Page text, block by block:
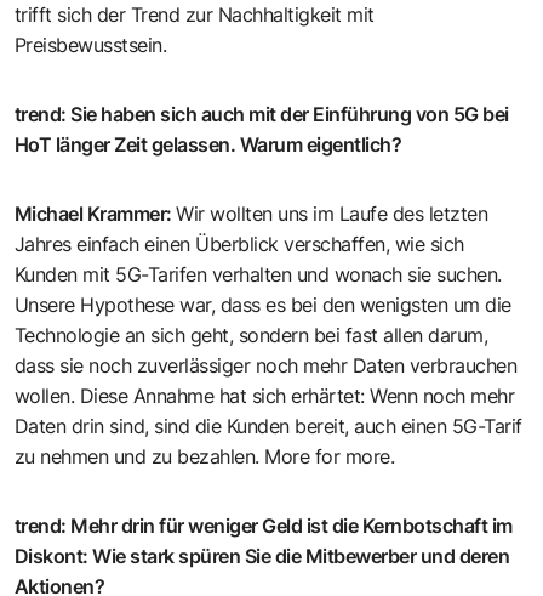
trifft sich der Trend zur Nachhaltigkeit mit
Preisbewusstsein.
trend:Sie haben sich auch mit der Einführung von 5G bei
HoT länger Zeit gelassen. Warum eigentlich?
Michael Krammer:Wir wollten uns im Laufe des letzten
Jahres einfach einen Überblick verschaffen, wie sich
Kunden mit 5G-Tarifen verhalten und wonach sie suchen.
Unsere Hypothese war, dass es bei den wenigsten um die
Technologie an sich geht, sondern bei fast allen darum,
dass sie noch zuverlässiger noch mehr Daten verbrauchen
wollen. Diese Annahme hat sich erhärtet: Wenn noch mehr
Daten drin sind, sind die Kunden bereit, auch einen 5G-Tarif
zu nehmen und zu bezahlen. More for more.
trend: Mehr drin für weniger Geld ist die Kernbotschaft im
Diskont: Wie stark spüren Sie die Mitbewerber und deren
Aktionen?